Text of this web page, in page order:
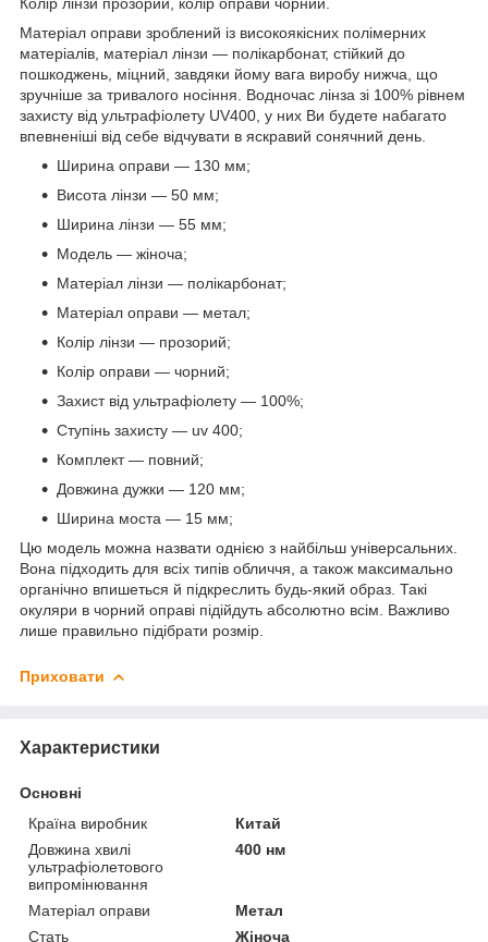
Матеріал оправи зроблений із високоякісних полімерних
матеріалів, матеріал лінзи — полікарбонат, стійкий до
пошкоджень, міцний, завдяки йому вага виробу нижча, що
зручніше за тривалого носіння. Водночас лінза зі 100% рівнем
захисту від ультрафіолету UV400, у них Ви будете набагато
впевненіші від себе відчувати в яскравий сонячний день.
Ширина оправи — 130 мм;
Висота лінзи — 50 мм;
Ширина лінзи — 55 мм;
Модель — жіноча;
Матеріал лінзи — полікарбонат;
Матеріал оправи — метал;
Колір лінзи — прозорий;
Колір оправи — чорний;
Захист від ультрафіолету — 100%;
Ступінь захисту — uv 400;
Комплект — повний;
Довжина дужки — 120 мм;
Ширина моста — 15 мм;
Цю модель можна назвати однією з найбільш універсальних.
Вона підходить для всіх типів обличчя, а також максимально
органічно впишеться й підкреслить будь-який образ. Такі
окуляри в чорний оправі підійдуть абсолютно всім. Важливо
лише правильно підібрати розмір.
Приховати
Характеристики
Основні
Країна виробник
Китай
Довжина хвилі
ультрафіолетового
випромінювання
400 нм
Матеріал оправи
Метал
Стать
Жіноча